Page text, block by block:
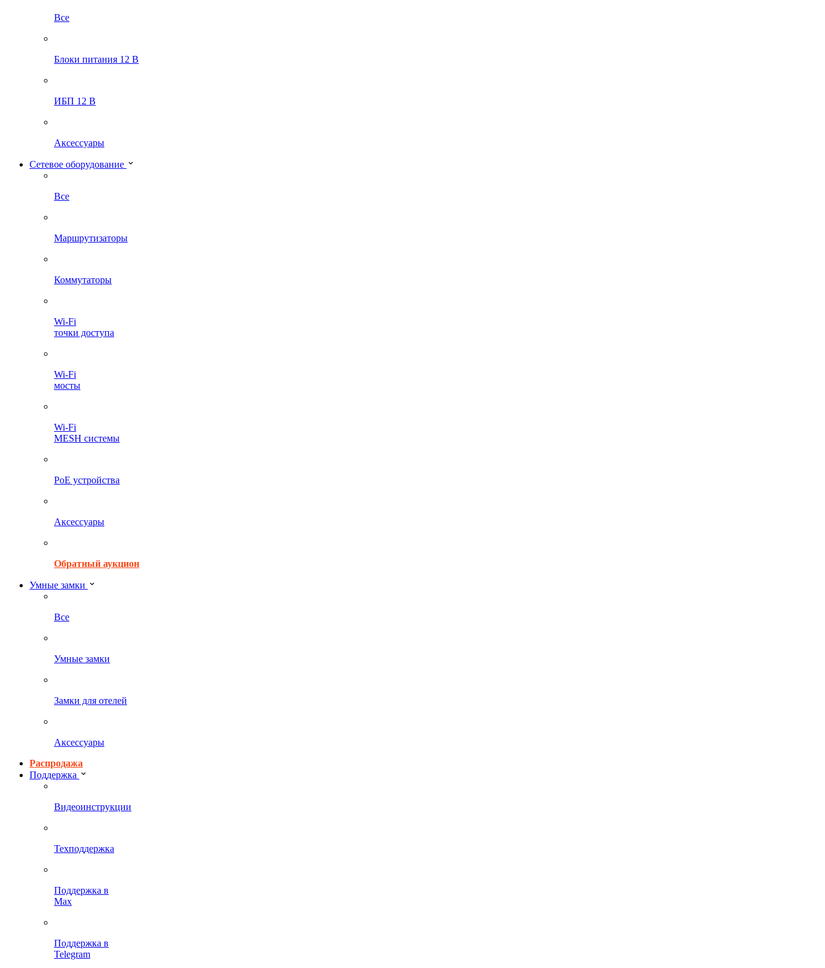
Все
Блоки питания 12 В
ИБП 12 В
Аксессуары
Сетевое оборудование
Все
Маршрутизаторы
Коммутаторы
Wi-Fi
точки доступа
Wi-Fi
мосты
Wi-Fi
MESH системы
PoE устройства
Аксессуары
Обратный аукцион
Умные замки
Все
Умные замки
Замки для отелей
Аксессуары
Распродажа
Поддержка
Видеоинструкции
Техподдержка
Поддержка в
Max
Поддержка в
Telegram